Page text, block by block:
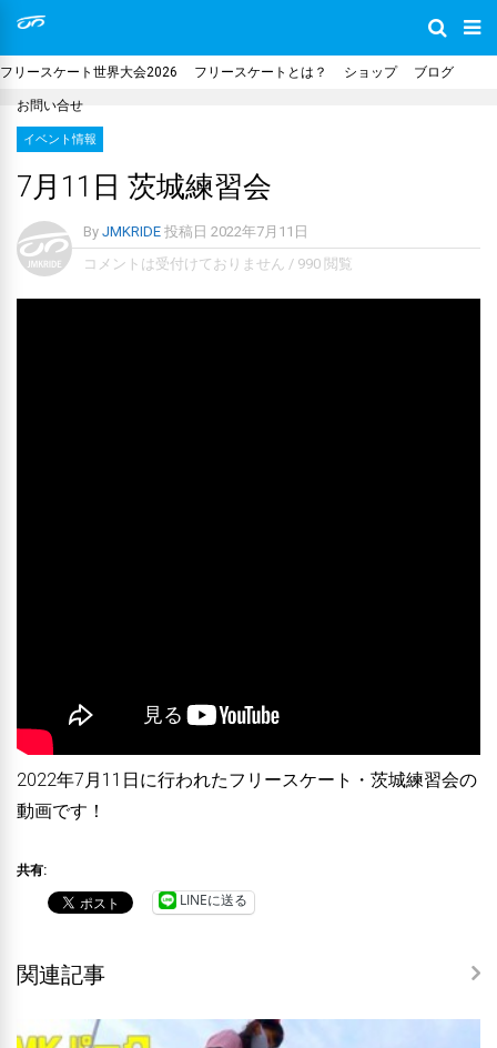
フリースケート世界大会2026 フリースケートとは？ ショップ ブログ
お問い合せ
イベント情報
7月11日 茨城練習会
By JMKRIDE 投稿日 2022年7月11日
コメントは受付けておりません / 990 閲覧
2022年7月11日に行われたフリースケート・茨城練習会の
動画です！
共有:
LINEに送る
関連記事